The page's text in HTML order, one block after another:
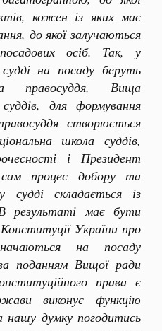
кожен із яких має
до якої залучаються
осіб. Так, у
на посаду беруть
правосуддя, Вища
суддів, для формування
створюється
школа суддів,
і Президент
процес добору та
судді складається із
результаті має бути
України про
на посаду
поданням Вищої ради
права є
виконує функцію
нашу думку погодитись